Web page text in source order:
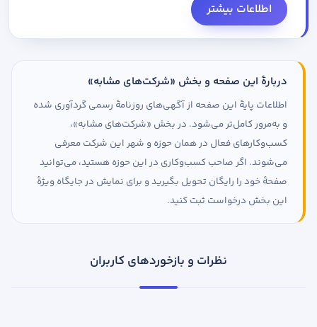
اطلاعات بیشتر
دربارهٔ این صفحه و بخش «شرکت‌های مشابه»
اطلاعات پایهٔ این صفحه از آگهی‌های روزنامهٔ رسمی گردآوری شده
و به‌مرور کامل‌تر می‌شود. در بخش «شرکت‌های مشابه»،
کسب‌وکارهای فعال در همان حوزه و شهر این شرکت معرفی
می‌شوند. اگر صاحب کسب‌وکاری در این حوزه هستید، می‌توانید
صفحهٔ خود را رایگان تحویل بگیرید و برای نمایش در جایگاه ویژهٔ
این بخش درخواست ثبت کنید.
نظرات و بازخوردهای کاربران